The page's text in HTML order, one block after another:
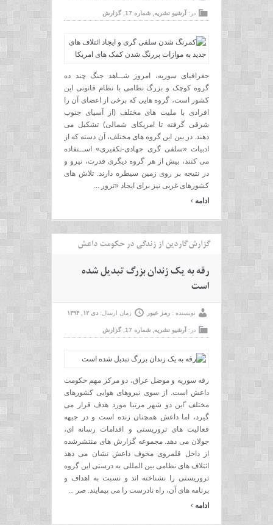
در: آرشیو نشریه شماره 17 گزارش
جغرافیای سوریه، امروز شــاهد جنگ چند ده
گروه کوچک و بزرگ نظامی با نظام قانونی این
کشور است، گروه هایی که برخی از اعضای آن را
افرادی با ملیت های مختلف (از آسیای جنوب
شرقی گرفته تا امریکای شمالی) تشکیل می
دهند. در بین این گروه های مختلف، آن دسته که از
ادبیات «سلفی گری جهادی-تکفیری» اســتفاده
می کنند، بیش از هر گروه دیگری قدرت، نیرو و
در نتیجه بر روی زمین سیطره دارند. تلاش های
کشورهای غربی نیز برای ایجاد «ترور ...
ادامه ›
گزارش گاردین از زندگی در حکومت داعش
رقه به یک زندان بزرگ تبدیل شده
است
نویسنده : رمز عبور زمان ارسال: دی ۱۲, ۱۳۹۴
در: آرشیو نشریه شماره 17 گزارش
رقه سوریه و موصل عراق، دو مرکز مهم حکومت
داعش است. از سوی نیروهای هوایی کشورهای
مختلف ًاین دو شهر مرتبا مورد هدف قرار می
گیرد، اما داعش همچنان زنده است و در جبهه
فعالیت های تروریستی و اقدامات رسانه ای،
جولان می دهد. مجموعه گزارش های منتشرشده
از داخل قلمروی مخوف داعش نشان می دهد
ائتلاف های نظامی بین المللی به درستی این گروه
تروریستی را نشناخته اند و نسبت به اهداف و
برنامه های آن، راه نادرست را می پیمایند. صر ...
ادامه ›